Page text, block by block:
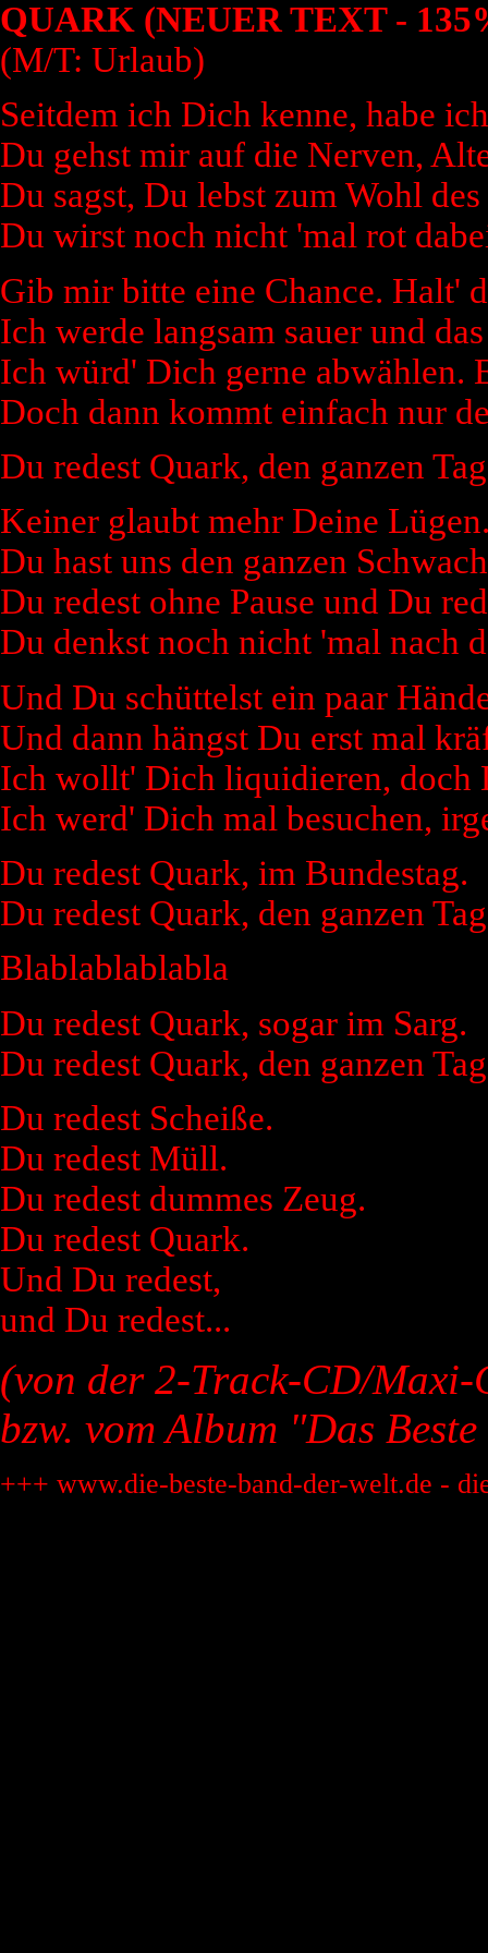
QUARK (NEUER TEXT -
(M/T: Urlaub)
Seitdem ich Dich kenne, habe
Du gehst mir auf die Nerven,
Du sagst, Du lebst zum Wohl
Du wirst noch nicht 'mal rot
Gib mir bitte eine Chance. Halt'
Ich werde langsam sauer und
Ich würd' Dich gerne abwählen.
Doch dann kommt einfach nur
Du redest Quark, den ganzen
Keiner glaubt mehr Deine
Du hast uns den ganzen
Du redest ohne Pause und Du
Du denkst noch nicht 'mal nach
Und Du schüttelst ein paar
Und dann hängst Du erst mal
Ich wollt' Dich liquidieren, doch
Ich werd' Dich mal besuchen,
Du redest Quark, im Bundestag.
Du redest Quark, den ganzen
Blablablablabla
Du redest Quark, sogar im Sarg.
Du redest Quark, den ganzen
Du redest Scheiße.
Du redest Müll.
Du redest dummes Zeug.
Du redest Quark.
Und Du redest,
und Du redest...
(von der 2-Track-CD/
bzw. vom Album "Das
+++ www.die-beste-band-der-welt.de -